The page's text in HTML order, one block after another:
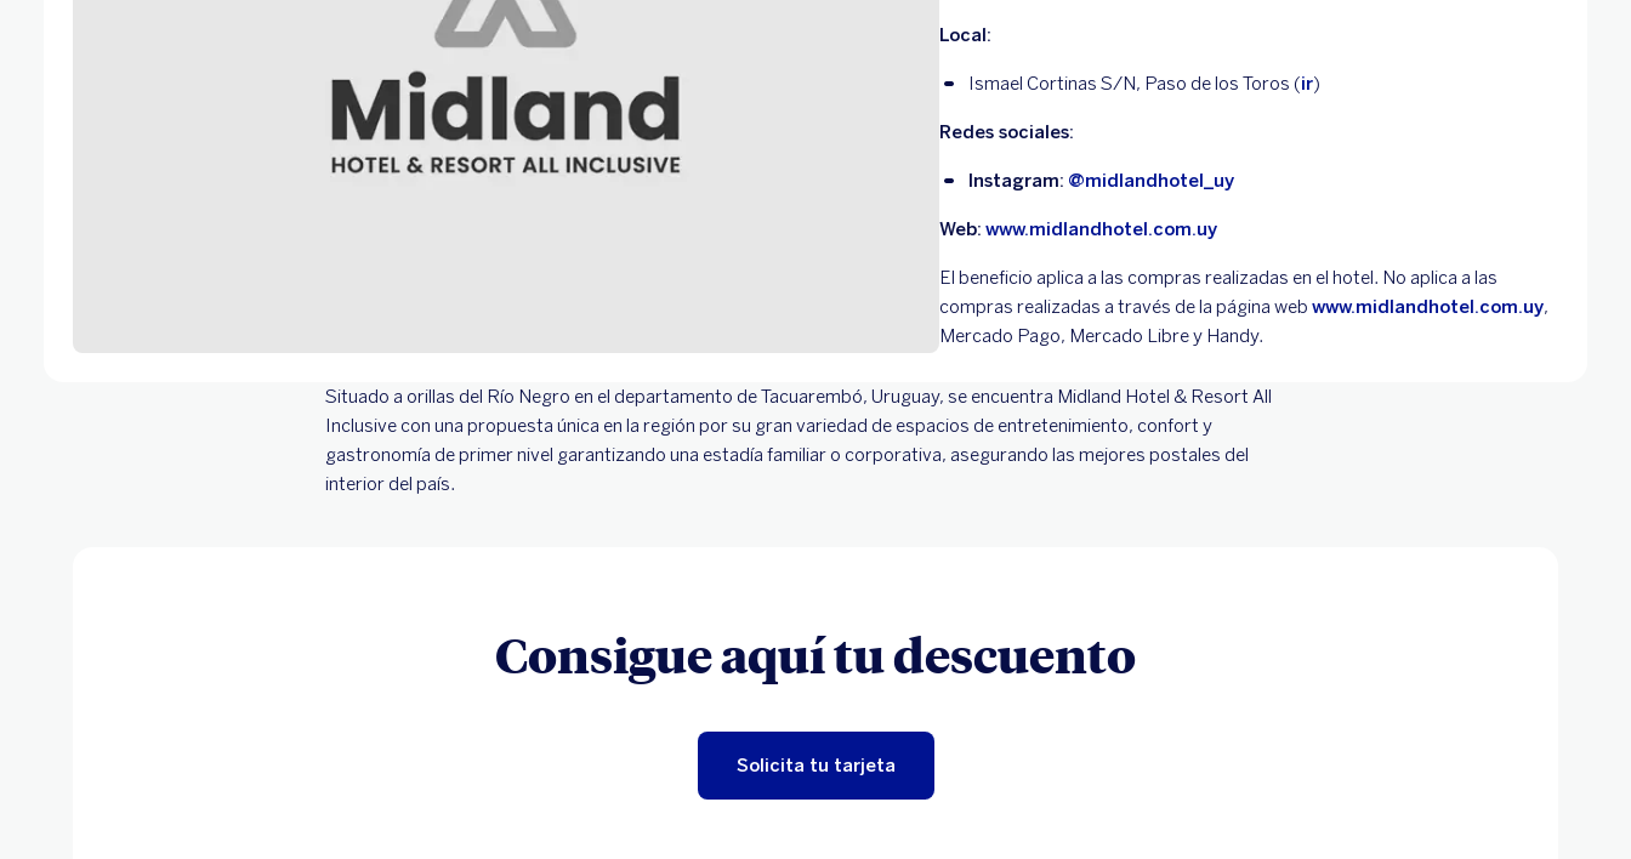
Local:
Ismael Cortinas S/N, Paso de los Toros (ir)
Redes sociales:
Instagram: @midlandhotel_uy
Web: www.midlandhotel.com.uy
El beneficio aplica a las compras realizadas en el hotel. No aplica a las
compras realizadas a través de la página web www.midlandhotel.com.uy,
Mercado Pago, Mercado Libre y Handy.
Situado a orillas del Río Negro en el departamento de Tacuarembó, Uruguay, se encuentra Midland Hotel & Resort All
Inclusive con una propuesta única en la región por su gran variedad de espacios de entretenimiento, confort y
gastronomía de primer nivel garantizando una estadía familiar o corporativa, asegurando las mejores postales del
interior del país.
Consigue aquí tu descuento
Solicita tu tarjeta